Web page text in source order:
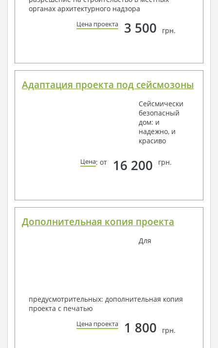
органах архитектурного надзора
Цена проекта 3 500 грн.
Адаптация проекта под сейсмозоны
Сейсмически
безопасный
дом: и
надежно, и
красиво
Цена: от 16 200 грн.
Дополнительная копия проекта
Для
предусмотрительных: дополнительная копия
проекта с печатью
Цена проекта 1 800 грн.